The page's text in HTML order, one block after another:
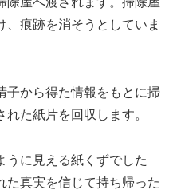
、痕跡を消そうとしていま
子から得た情報をもとに掃
た紙片を回収します。
うに見える紙くずでした
た真実を信じて持ち帰った